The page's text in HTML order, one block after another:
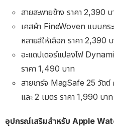
สายสะพายข้าง ราคา 2,390 บ
เคสผ้า FineWoven แบบกร
หลายสีให้เลือก ราคา 2,390
อะแดปเตอร์แปลงไฟ
ราคา 1,490 บาท
สายชาร์จ MagSafe 25 วัตต์
และ 2 เมตร ราคา 1,990 บาท
อุปกรณ์เสริมสำหรับ Apple